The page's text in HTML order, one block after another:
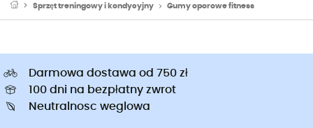
Sprzęt treningowy i kondycyjny Gumy oporowe fitness
Darmowa dostawa od 750 zł
100 dni na bezpłatny zwrot
Neutralnosc weglowa